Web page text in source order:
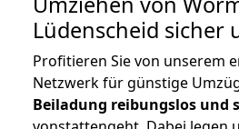
Lüdenscheid sicher
Profitieren Sie von unserem
Netzwerk für günstige
Beiladung reibungslos und